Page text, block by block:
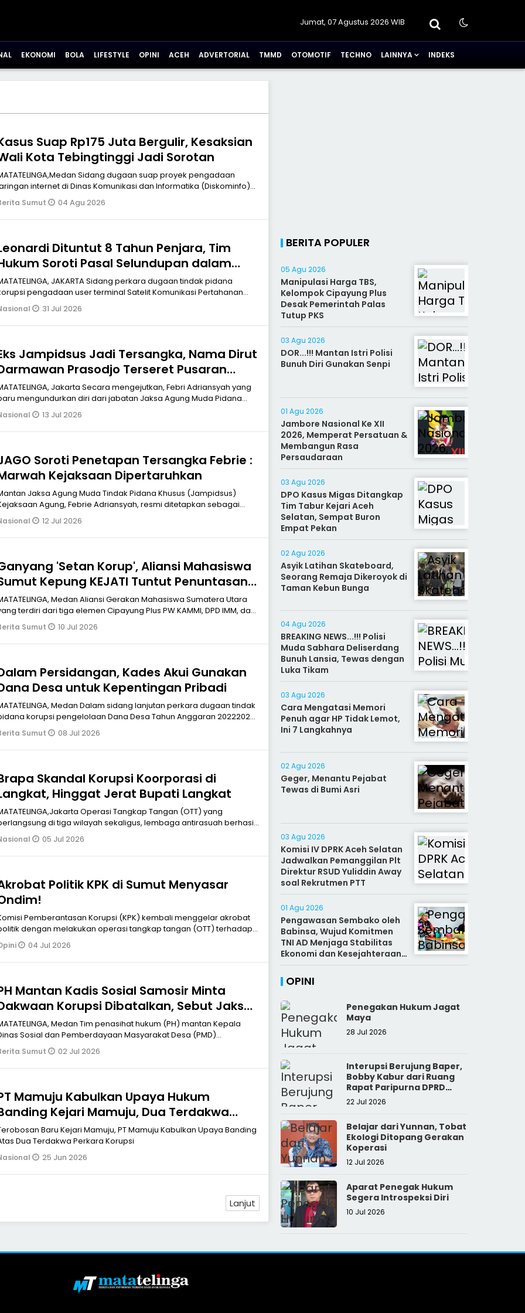
Jumat, 07 Agustus 2026 WIB
EKONOMI BOLA LIFESTYLE OPINI ACEH ADVERTORIAL TMMD OTOMOTIF TECHNO LAINNYA INDEKS
Suap Rp175 Juta Bergulir, Kesaksian
Kota Tebingtinggi Jadi Sorotan
Sidang dugaan suap proyek pengadaan
internet di Dinas Komunikasi dan Informatika (Diskominfo)
Tebing Tinggi
Sumut 04 Agu 2026
Dituntut 8 Tahun Penjara, Tim
Soroti Pasal Selundupan dalam
Tuntutan
JAKARTA Sidang perkara dugaan tindak pidana
pengadaan user terminal Satelit Komunikasi Pertahanan
slot orb
31 Jul 2026
Jampidsus Jadi Tersangka, Nama Dirut
Prasodjo Terseret Pusaran
Korupsi Batu Bara PLN
Jakarta Secara mengejutkan, Febri Adriansyah yang
mengundurkan diri dari jabatan Jaksa Agung Muda Pidana
(Jampids
13 Jul 2026
Soroti Penetapan Tersangka Febrie :
Kejaksaan Dipertaruhkan
Jaksa Agung Muda Tindak Pidana Khusus (Jampidsus)
Agung, Febrie Adriansyah, resmi ditetapkan sebagai
dalam perkar
12 Jul 2026
'Setan Korup', Aliansi Mahasiswa
Kepung KEJATI Tuntut Penuntasan
Korupsi Di Daerah Hingga Skandal
Medan Aliansi Gerakan Mahasiswa Sumatera Utara
terdiri dari tiga elemen Cipayung Plus PW KAMMI, DPD IMM, dan
GMNI Sum
Sumut 10 Jul 2026
Persidangan, Kades Akui Gunakan
Desa untuk Kepentingan Pribadi
Medan Dalam sidang lanjutan perkara dugaan tindak
korupsi pengelolaan Dana Desa Tahun Anggaran 20222024
Pengadila
Sumut 08 Jul 2026
Skandal Korupsi Koorporasi di
Hinggat Jerat Bupati Langkat
Operasi Tangkap Tangan (OTT) yang
di tiga wilayah sekaligus, lembaga antirasuah berhasil
total p
05 Jul 2026
Politik KPK di Sumut Menyasar
Pemberantasan Korupsi (KPK) kembali menggelar akrobat
dengan melakukan operasi tangkap tangan (OTT) terhadap
Langkat
04 Jul 2026
Mantan Kadis Sosial Samosir Minta
Korupsi Dibatalkan, Sebut Jaksa
Dakwaan Kabur
Medan Tim penasihat hukum (PH) mantan Kepala
Sosial dan Pemberdayaan Masyarakat Desa (PMD)
Samosir, Agust Fitr
Sumut 02 Jul 2026
Mamuju Kabulkan Upaya Hukum
Kejari Mamuju, Dua Terdakwa
Bersalah dan Dihukum 2 Tahun
Baru Kejari Mamuju, PT Mamuju Kabulkan Upaya Banding
Dua Terdakwa Perkara Korupsi
25 Jun 2026
Lanjut
BERITA POPULER
05 Agu 2026
Manipulasi Harga TBS,
Kelompok Cipayung Plus
Desak Pemerintah Palas
Tutup PKS
03 Agu 2026
DOR...!!! Mantan Istri Polisi
Bunuh Diri Gunakan Senpi
01 Agu 2026
Jambore Nasional Ke XII
2026, Memperat Persatuan &
Membangun Rasa
Persaudaraan
03 Agu 2026
DPO Kasus Migas Ditangkap
Tim Tabur Kejari Aceh
Selatan, Sempat Buron
Empat Pekan
02 Agu 2026
Asyik Latihan Skateboard,
Seorang Remaja Dikeroyok di
Taman Kebun Bunga
04 Agu 2026
BREAKING NEWS...!!! Polisi
Muda Sabhara Deliserdang
Bunuh Lansia, Tewas dengan
Luka Tikam
03 Agu 2026
Cara Mengatasi Memori
Penuh agar HP Tidak Lemot,
Ini 7 Langkahnya
02 Agu 2026
Geger, Menantu Pejabat
Tewas di Bumi Asri
03 Agu 2026
Komisi IV DPRK Aceh Selatan
Jadwalkan Pemanggilan Plt
Direktur RSUD Yuliddin Away
soal Rekrutmen PTT
01 Agu 2026
Pengawasan Sembako oleh
Babinsa, Wujud Komitmen
TNI AD Menjaga Stabilitas
Ekonomi dan Kesejahteraan
Rakyat
OPINI
Penegakan Hukum Jagat
Maya
28 Jul 2026
Interupsi Berujung Baper,
Bobby Kabur dari Ruang
Rapat Paripurna DPRD
Sumut
22 Jul 2026
Belajar dari Yunnan, Tobat
Ekologi Ditopang Gerakan
Koperasi
12 Jul 2026
Aparat Penegak Hukum
Segera Introspeksi Diri
10 Jul 2026